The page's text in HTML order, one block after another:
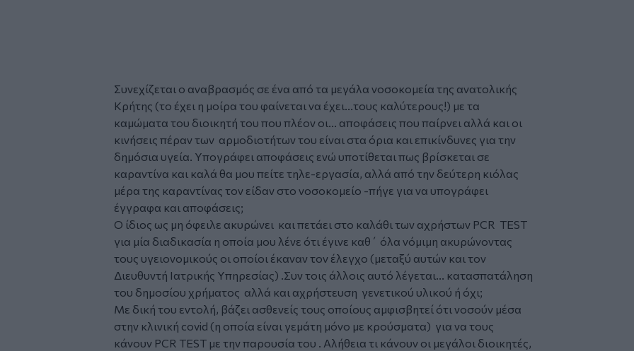
Συνεχίζεται ο αναβρασμός σε ένα από τα μεγάλα νοσοκομεία της ανατολικής
Κρήτης (το έχει η μοίρα του φαίνεται να έχει...τους καλύτερους!) με τα
καμώματα του διοικητή του που πλέον οι... αποφάσεις που παίρνει αλλά και οι
κινήσεις πέραν των αρμοδιοτήτων του είναι στα όρια και επικίνδυνες για την
δημόσια υγεία. Υπογράφει αποφάσεις ενώ υποτίθεται πως βρίσκεται σε
καραντίνα και καλά θα μου πείτε τηλε-εργασία, αλλά από την δεύτερη κιόλας
μέρα της καραντίνας τον είδαν στο νοσοκομείο -πήγε για να υπογράφει
έγγραφα και αποφάσεις;
Ο ίδιος ως μη όφειλε ακυρώνει και πετάει στο καλάθι των αχρήστων PCR TEST
για μία διαδικασία η οποία μου λένε ότι έγινε καθ΄ όλα νόμιμη ακυρώνοντας
τους υγειονομικούς οι οποίοι έκαναν τον έλεγχο (μεταξύ αυτών και τον
Διευθυντή Ιατρικής Υπηρεσίας) .Συν τοις άλλοις αυτό λέγεται... κατασπατάληση
του δημοσίου χρήματος αλλά και αχρήστευση γενετικού υλικού ή όχι;
Με δική του εντολή, βάζει ασθενείς τους οποίους αμφισβητεί ότι νοσούν μέσα
στην κλινική covid (η οποία είναι γεμάτη μόνο με κρούσματα) για να τους
κάνουν PCR TEST με την παρουσία του . Αλήθεια τι κάνουν οι μεγάλοι διοικητές,